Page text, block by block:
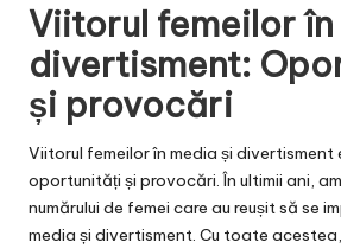
Viitorul femeilor
divertisment:
și provocări
Viitorul femeilor în media și divertisment
oportunități și provocări. În ultimii ani,
numărului de femei care au reușit să se
media și divertisment. Cu toate